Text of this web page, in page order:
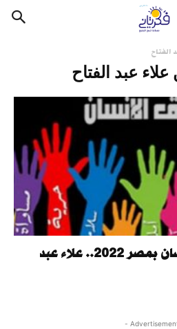
الفتاح
عبد الفتاح
حصاد ملف حقوق الإنسان بمصر 2022.. علاء عبد